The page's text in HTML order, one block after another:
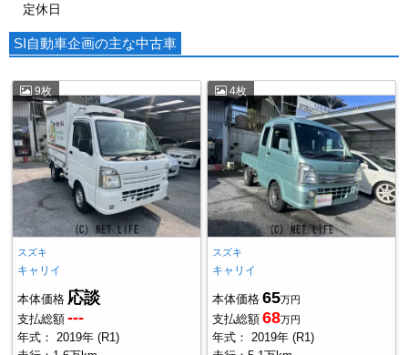
定休日
SI自動車企画の主な中古車
9枚
スズキ
キャリイ
本体価格 応談
支払総額 ---
年式：
2019年 (R1)
4枚
スズキ
キャリイ
本体価格 65万円
支払総額 68万円
年式：
2019年 (R1)